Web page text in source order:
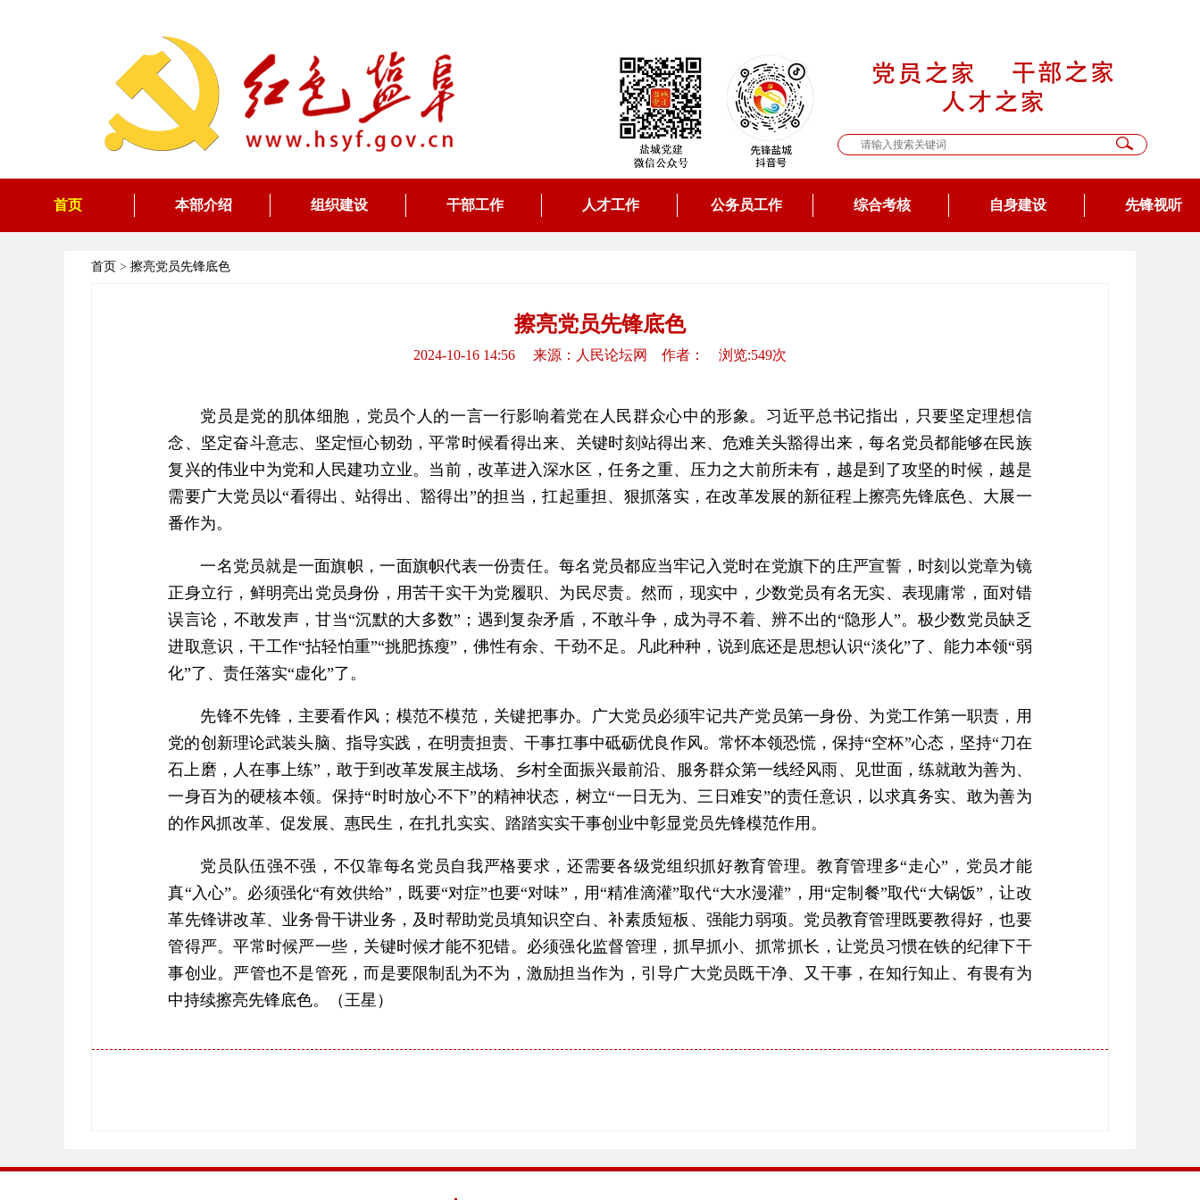
首页 本部介绍 组织建设 干部工作 人才工作 公务员工作 综合考核 自身建设 先锋视听
首页 > 擦亮党员先锋底色
擦亮党员先锋底色
2024-10-16 14:56 来源：人民论坛网 作者： 浏览:549次
党员是党的肌体细胞，党员个人的一言一行影响着党在人民群众心中的形象。习近平总书记指出，只要坚定理想信
念、坚定奋斗意志、坚定恒心韧劲，平常时候看得出来、关键时刻站得出来、危难关头豁得出来，每名党员都能够在民族
复兴的伟业中为党和人民建功立业。当前，改革进入深水区，任务之重、压力之大前所未有，越是到了攻坚的时候，越是
需要广大党员以“看得出、站得出、豁得出”的担当，扛起重担、狠抓落实，在改革发展的新征程上擦亮先锋底色、大展一
番作为。
一名党员就是一面旗帜，一面旗帜代表一份责任。每名党员都应当牢记入党时在党旗下的庄严宣誓，时刻以党章为镜
正身立行，鲜明亮出党员身份，用苦干实干为党履职、为民尽责。然而，现实中，少数党员有名无实、表现庸常，面对错
误言论，不敢发声，甘当“沉默的大多数”；遇到复杂矛盾，不敢斗争，成为寻不着、辨不出的“隐形人”。极少数党员缺乏
进取意识，干工作“拈轻怕重”“挑肥拣瘦”，佛性有余、干劲不足。凡此种种，说到底还是思想认识“淡化”了、能力本领“弱
化”了、责任落实“虚化”了。
先锋不先锋，主要看作风；模范不模范，关键把事办。广大党员必须牢记共产党员第一身份、为党工作第一职责，用
党的创新理论武装头脑、指导实践，在明责担责、干事扛事中砥砺优良作风。常怀本领恐慌，保持“空杯”心态，坚持“刀在
石上磨，人在事上练”，敢于到改革发展主战场、乡村全面振兴最前沿、服务群众第一线经风雨、见世面，练就敢为善为、
一身百为的硬核本领。保持“时时放心不下”的精神状态，树立“一日无为、三日难安”的责任意识，以求真务实、敢为善为
的作风抓改革、促发展、惠民生，在扎扎实实、踏踏实实干事创业中彰显党员先锋模范作用。
党员队伍强不强，不仅靠每名党员自我严格要求，还需要各级党组织抓好教育管理。教育管理多“走心”，党员才能
真“入心”。必须强化“有效供给”，既要“对症”也要“对味”，用“精准滴灌”取代“大水漫灌”，用“定制餐”取代“大锅饭”，让改
革先锋讲改革、业务骨干讲业务，及时帮助党员填知识空白、补素质短板、强能力弱项。党员教育管理既要教得好，也要
管得严。平常时候严一些，关键时候才能不犯错。必须强化监督管理，抓早抓小、抓常抓长，让党员习惯在铁的纪律下干
事创业。严管也不是管死，而是要限制乱为不为，激励担当作为，引导广大党员既干净、又干事，在知行知止、有畏有为
中持续擦亮先锋底色。（王星）